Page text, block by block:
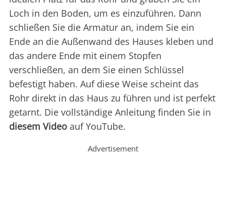
Loch in den Boden, um es einzuführen. Dann
schließen Sie die Armatur an, indem Sie ein
Ende an die Außenwand des Hauses kleben und
das andere Ende mit einem Stopfen
verschließen, an dem Sie einen Schlüssel
befestigt haben. Auf diese Weise scheint das
Rohr direkt in das Haus zu führen und ist perfekt
getarnt. Die vollständige Anleitung finden Sie in
diesem Video auf YouTube.
Advertisement